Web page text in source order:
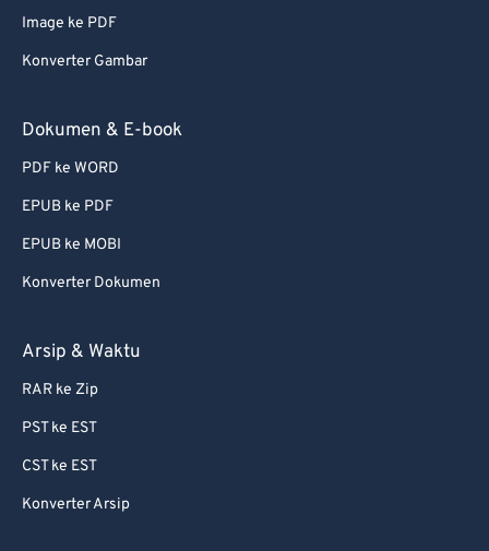
Image ke PDF
Konverter Gambar
Dokumen & E-book
PDF ke WORD
EPUB ke PDF
EPUB ke MOBI
Konverter Dokumen
Arsip & Waktu
RAR ke Zip
PST ke EST
CST ke EST
Konverter Arsip